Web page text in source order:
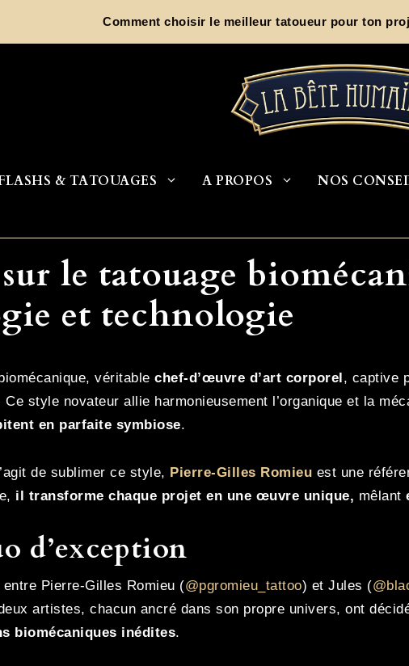
Comment choisir le meilleur tatoueur pour ton
& TATOUAGES A PROPOS NOS
le tatouage
et technologie
véritable chef-d’œuvre d’art corporel, captive
Ce style novateur allie harmonieusement l’organique et la
en parfaite symbiose.
de sublimer ce style, Pierre-Gilles Romieu est une
il transforme chaque projet en une œuvre unique, mêlant
d’exception
entre Pierre-Gilles Romieu (@pgromieu_tattoo) et Jules (
artistes, chacun ancré dans son propre univers, ont
biomécaniques inédites.